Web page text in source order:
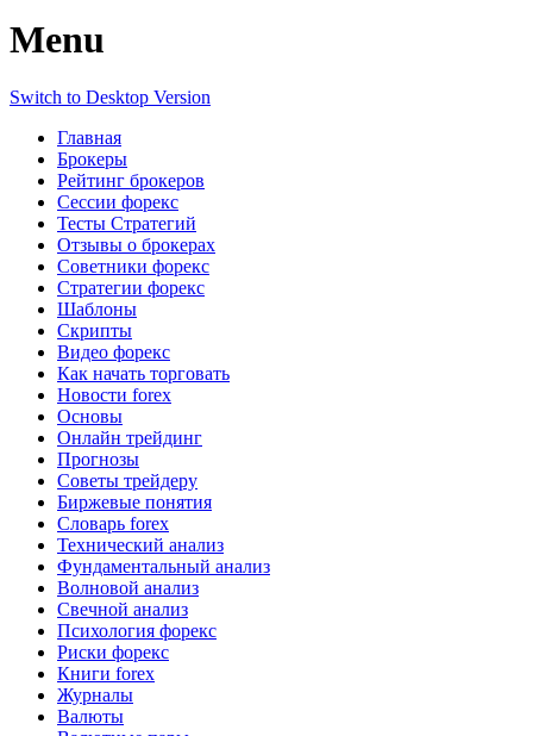
Menu
Switch to Desktop Version
Главная
Брокеры
Рейтинг брокеров
Сессии форекс
Тесты Стратегий
Отзывы о брокерах
Советники форекс
Стратегии форекс
Шаблоны
Скрипты
Видео форекс
Как начать торговать
Новости forex
Основы
Онлайн трейдинг
Прогнозы
Советы трейдеру
Биржевые понятия
Словарь forex
Технический анализ
Фундаментальный анализ
Волновой анализ
Свечной анализ
Психология форекс
Риски форекс
Книги forex
Журналы
Валюты